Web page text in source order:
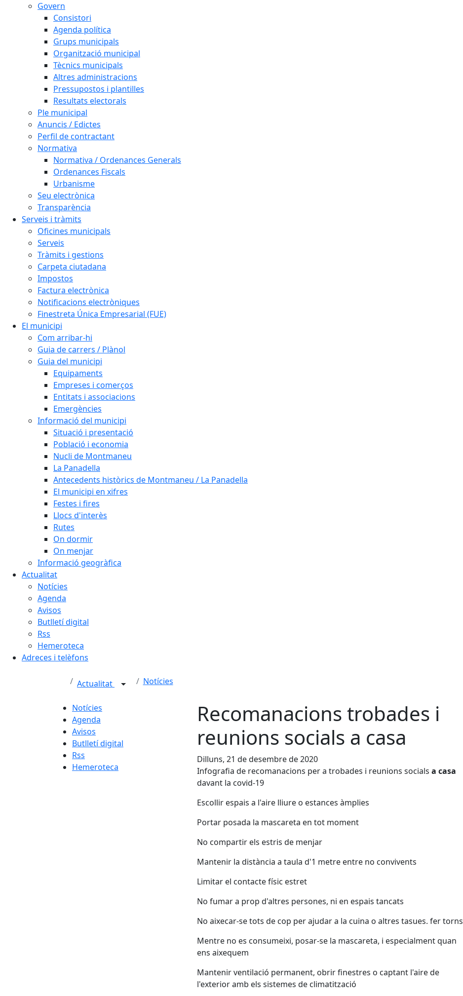
Govern
Consistori
Agenda política
Grups municipals
Organització municipal
Tècnics municipals
Altres administracions
Pressupostos i plantilles
Resultats electorals
Ple municipal
Anuncis / Edictes
Perfil de contractant
Normativa
Normativa / Ordenances Generals
Ordenances Fiscals
Urbanisme
Seu electrònica
Transparència
Serveis i tràmits
Oficines municipals
Serveis
Tràmits i gestions
Carpeta ciutadana
Impostos
Factura electrònica
Notificacions electròniques
Finestreta Única Empresarial (FUE)
El municipi
Com arribar-hi
Guia de carrers / Plànol
Guia del municipi
Equipaments
Empreses i comerços
Entitats i associacions
Emergències
Informació del municipi
Situació i presentació
Població i economia
Nucli de Montmaneu
La Panadella
Antecedents històrics de Montmaneu / La Panadella
El municipi en xifres
Festes i fires
Llocs d'interès
Rutes
On dormir
On menjar
Informació geogràfica
Actualitat
Notícies
Agenda
Avisos
Butlletí digital
Rss
Hemeroteca
Adreces i telèfons
Actualitat Notícies
Notícies
Agenda
Avisos
Butlletí digital
Rss
Hemeroteca
Recomanacions trobades i
reunions socials a casa
Dilluns, 21 de desembre de 2020
Infografia de recomanacions per a trobades i reunions socials a casa
davant la covid-19
Escollir espais a l'aire lliure o estances àmplies
Portar posada la mascareta en tot moment
No compartir els estris de menjar
Mantenir la distància a taula d'1 metre entre no convivents
Limitar el contacte físic estret
No fumar a prop d'altres persones, ni en espais tancats
No aixecar-se tots de cop per ajudar a la cuina o altres tasues. fer torns
Mentre no es consumeixi, posar-se la mascareta, i especialment quan
ens aixequem
Mantenir ventilació permanent, obrir finestres o captant l'aire de
l'exterior amb els sistemes de climatització